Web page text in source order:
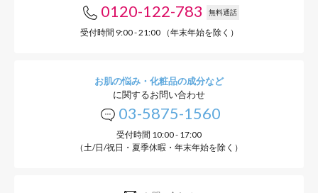
0120-122-783 無料通話
受付時間 9:00 - 21:00 （年末年始を除く）
お肌の悩み・化粧品の成分など
に関するお問い合わせ
03-5875-1560
受付時間 10:00 - 17:00
（土/日/祝日・夏季休暇・年末年始を除く）